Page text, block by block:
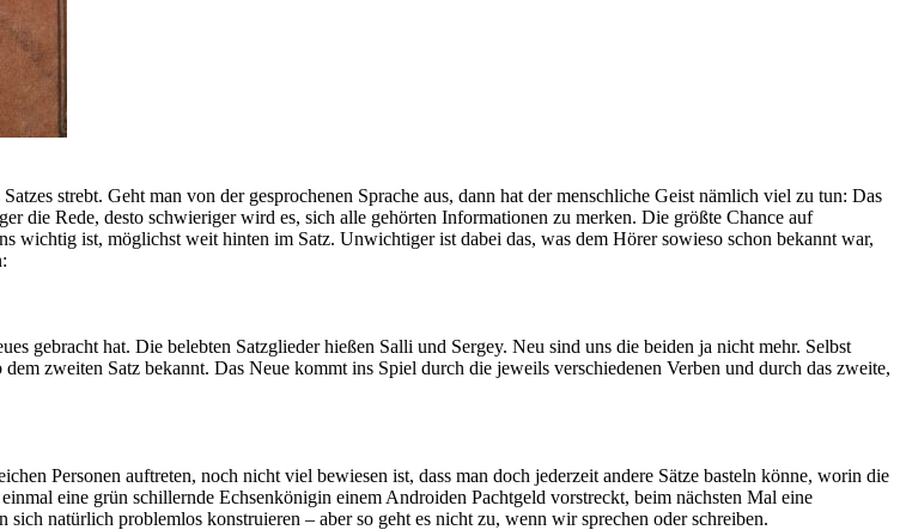
strebt. Geht man von der gesprochenen Sprache aus, dann hat der menschliche Geist nämlich viel zu tun: Das
die Rede, desto schwieriger wird es, sich alle gehörten Informationen zu merken. Die größte Chance auf
wichtig ist, möglichst weit hinten im Satz. Unwichtiger ist dabei das, was dem Hörer sowieso schon bekannt war,
gebracht hat. Die belebten Satzglieder hießen Salli und Sergey. Neu sind uns die beiden ja nicht mehr. Selbst
zweiten Satz bekannt. Das Neue kommt ins Spiel durch die jeweils verschiedenen Verben und durch das zweite,
Personen auftreten, noch nicht viel bewiesen ist, dass man doch jederzeit andere Sätze basteln könne, worin die
eine grün schillernde Echsenkönigin einem Androiden Pachtgeld vorstreckt, beim nächsten Mal eine
natürlich problemlos konstruieren – aber so geht es nicht zu, wenn wir sprechen oder schreiben.